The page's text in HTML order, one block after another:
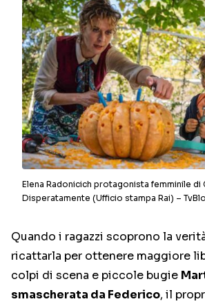
Elena Radonicich protagonista femminile di
Disperatamente (Ufficio stampa Rai) –
Quando i ragazzi scoprono la
ricattarla per ottenere maggiore
colpi di scena e piccole bugie
smascherata da Federico, il